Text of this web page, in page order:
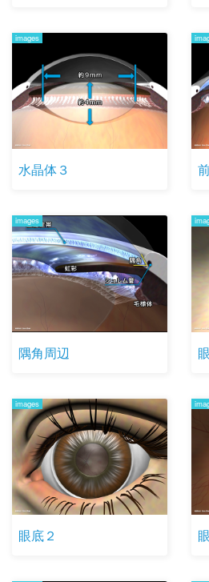
images
水晶体３
images
隅角周辺
images
眼底２